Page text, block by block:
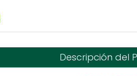
Descripción del